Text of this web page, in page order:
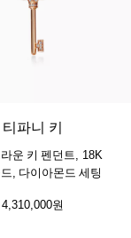
티파니 키
운 키 펜던트, 18K
, 다이아몬드 세팅
4,310,000원